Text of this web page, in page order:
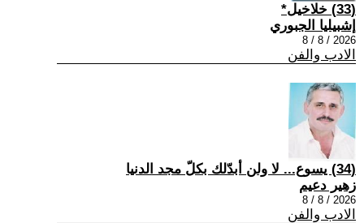
(33) خلاخيل*
إشبيليا الجبوري
2026 / 8 / 8
الادب والفن
(34) يسوع... لا ولن أبدّلك بكلّ مجد الدنيا
زهير دعيم
2026 / 8 / 8
الادب والفن